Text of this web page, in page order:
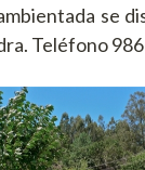
se
Teléfono